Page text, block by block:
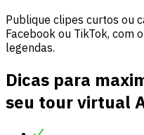
Publique clipes curtos ou
Facebook ou TikTok, com
legendas.
Dicas para
seu tour virtual